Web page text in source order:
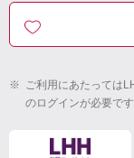
※ ご利用にあたっては
のログインが必要です